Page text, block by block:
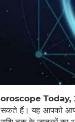
oroscope
सकते हैं। यह आपको